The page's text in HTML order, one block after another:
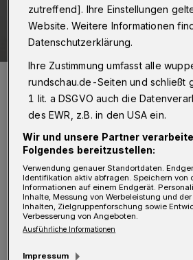
E in Wellenbrecher-
November und ein
für Gastronomie,
zutreffend]. Ihre Einstellungen
Website. Weitere Informationen
Datenschutzerklärung.
Ihre Zustimmung umfasst alle
rundschau.de-Seiten und schließt
1 lit. a DSGVO auch die
des EWR, z.B. in den USA ein.
Wir und unsere Partner
Folgendes bereitzustellen:
Verwendung genauer Standortdaten.
Identifikation aktiv abfragen. Speichern von
Informationen auf einem Endgerät.
Inhalte, Messung von Werbeleistung und
Inhalten, Zielgruppenforschung sowie
Verbesserung von Angeboten.
Ausführliche Informationen
Impressum